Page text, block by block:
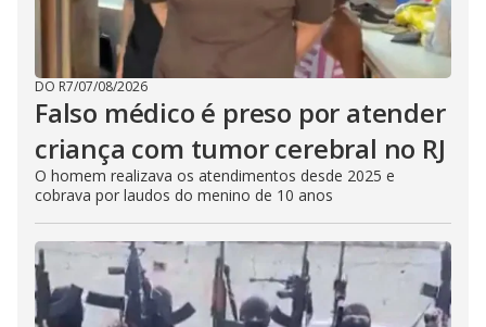
DO R7/07/08/2026
Falso médico é preso por atender
criança com tumor cerebral no RJ
O homem realizava os atendimentos desde 2025 e
cobrava por laudos do menino de 10 anos